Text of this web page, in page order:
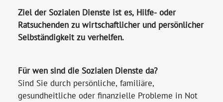
Ziel der Sozialen Dienste ist es, Hilfe- oder
Ratsuchenden zu wirtschaftlicher und persönlicher
Selbständigkeit zu verhelfen.
Für wen sind die Sozialen Dienste da?
Sind Sie durch persönliche, familiäre,
gesundheitliche oder finanzielle Probleme in Not